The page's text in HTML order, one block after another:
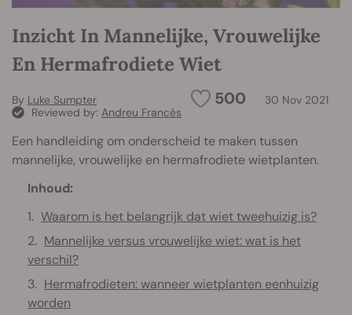
Inzicht In Mannelijke, Vrouwelijke
En Hermafrodiete Wiet
500 30 Nov 2021
By Luke Sumpter
Reviewed by: Andreu Francés
Een handleiding om onderscheid te maken tussen
mannelijke, vrouwelijke en hermafrodiete wietplanten.
Inhoud:
Waarom is het belangrijk dat wiet tweehuizig is?
Mannelijke versus vrouwelijke wiet: wat is het
verschil?
Hermafrodieten: wanneer wietplanten eenhuizig
worden